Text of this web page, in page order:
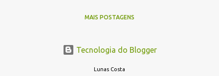
MAIS POSTAGENS
Tecnologia do Blogger
Lunas Costa